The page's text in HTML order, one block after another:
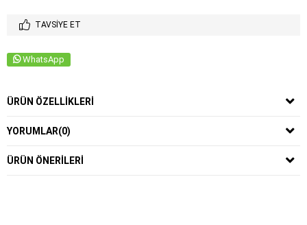
TAVSIYE ET
WhatsApp
ÜRÜN ÖZELLIKLERI
YORUMLAR(0)
ÜRÜN ÖNERILERI